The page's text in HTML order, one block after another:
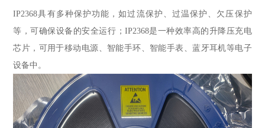
IP2368具有多种保护功能，如过流保护、过温保护、欠压保护
等，可确保设备的安全运行；IP2368是一种效率高的升降压充电
芯片，可用于移动电源、智能手环、智能手表、蓝牙耳机等电子
设备中。